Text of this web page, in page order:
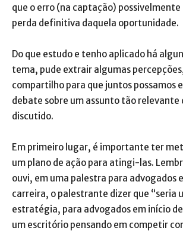
que o erro (na captação)
perda definitiva daquela oportunidade.
Do que estudo e tenho aplicado há
tema, pude extrair algumas
compartilho para que juntos possamos
debate sobre um assunto tão relevante
discutido.
Em primeiro lugar, é importante ter
um plano de ação para atingi-las.
ouvi, em uma palestra para advogados
carreira, o palestrante dizer que “seria
estratégia, para advogados em início
um escritório pensando em competir